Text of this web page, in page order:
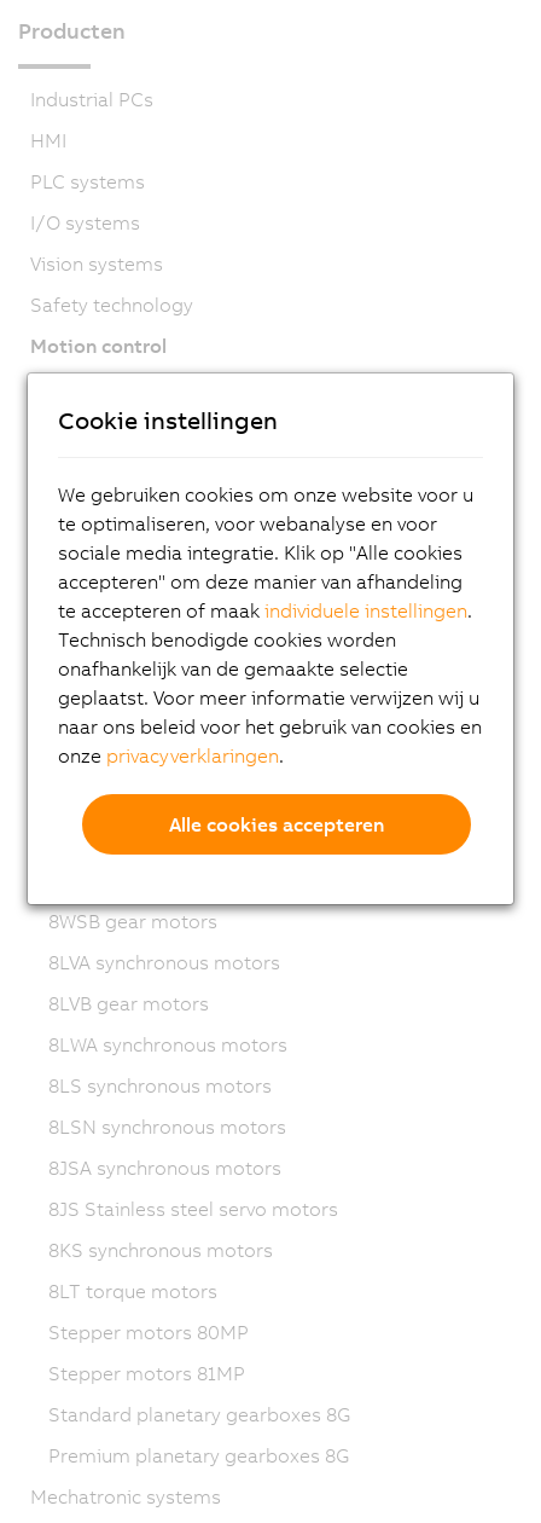
Producten
Industrial PCs
HMI
PLC systems
I/O systems
Vision systems
Safety technology
Motion control
ACOPOS X
ACOPOS
ACOPOS P3
ACOPOSmulti
ACOPOSremote
ACOPOSmotor
Variable frequency drives (VFD)
8LS-4 synchronous motors
8MS-4 synchronous motors
ACOPOSmotor Compact
8WSB gear motors
8LVA synchronous motors
8LVB gear motors
8LWA synchronous motors
8LS synchronous motors
8LSN synchronous motors
8JSA synchronous motors
8JS Stainless steel servo motors
8KS synchronous motors
8LT torque motors
Stepper motors 80MP
Stepper motors 81MP
Standard planetary gearboxes 8G
Premium planetary gearboxes 8G
Mechatronic systems
Cookie instellingen
We gebruiken cookies om onze website voor u
te optimaliseren, voor webanalyse en voor
sociale media integratie. Klik op "Alle cookies
accepteren" om deze manier van afhandeling
te accepteren of maakindividuele instellingen.
Technisch benodigde cookies worden
onafhankelijk van de gemaakte selectie
geplaatst. Voor meer informatie verwijzen wij u
naar ons beleid voor het gebruik van cookies en
onze privacyverklaringen.
Alle cookies accepteren